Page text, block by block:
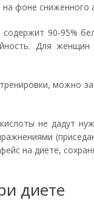
фоне сниженного
содержит 90-95%
Для
можно
не дадут
на диете,
диете